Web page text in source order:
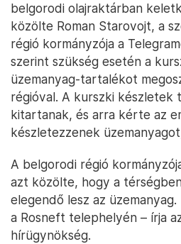
belgorodi olajraktárban
közölte Roman Starovojt, a
régió kormányzója a
szerint szükség esetén a
üzemanyag-tartalékot
régióval. A kurszki készletek
kitartanak, és arra kérte az
készletezzenek
A belgorodi régió
azt közölte, hogy a
elegendő lesz az
a Rosneft telephelyén – írja
hírügynökség.